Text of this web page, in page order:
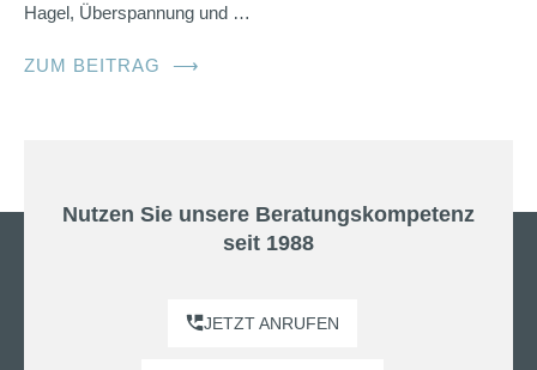
Hagel, Überspannung und …
ZUM BEITRAG ⟶
Nutzen Sie unsere Beratungskompetenz
seit 1988
JETZT ANRUFEN